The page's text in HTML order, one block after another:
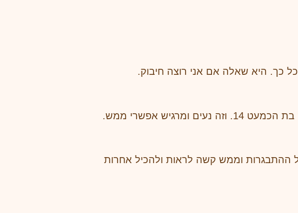
כך. היא שאלה אם אני רוצה חיבוק.
ההתבגרות וממש קשה לראות ולהכיל אחרות